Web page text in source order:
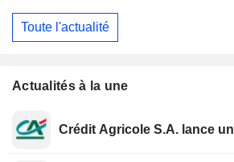
Toute l'actualité
Actualités à la une
Crédit Agricole S.A. lance